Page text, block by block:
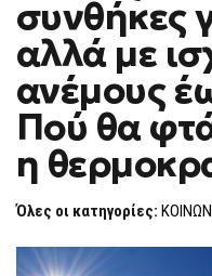
συνθήκες
αλλά με
ανέμους
Πού θα
η
Όλες οι κατηγορίες: